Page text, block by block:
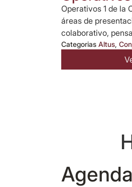
Operativos 1 de la
áreas de
colaborativo,
Categorias Altus,